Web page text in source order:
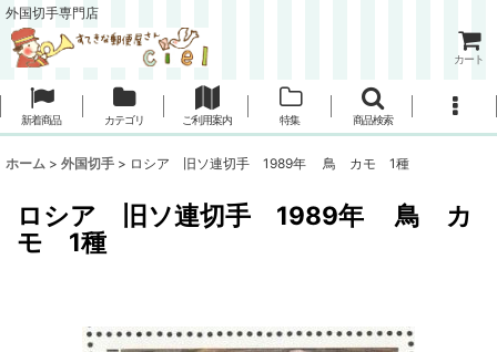
外国切手専門店
カート
新着商品 カテゴリ ご利用案内 特集 商品検索
ホーム > 外国切手 > ロシア 旧ソ連切手 1989年 鳥 カモ 1種
ロシア 旧ソ連切手 1989年 鳥 カ
モ 1種